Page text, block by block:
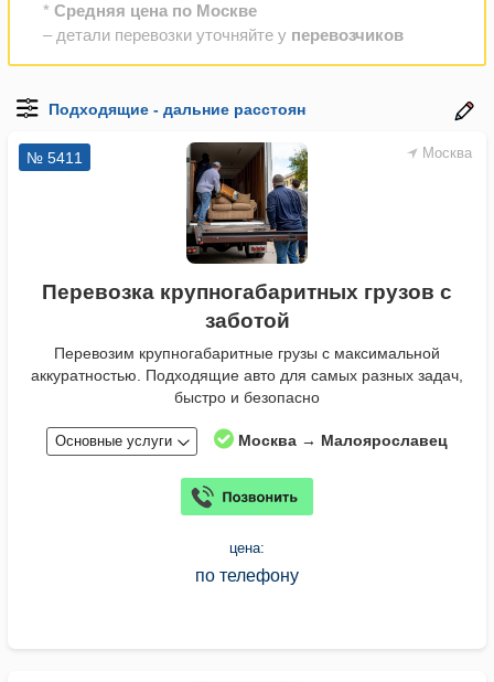
* Средняя цена по Москве
– детали перевозки уточняйте у перевозчиков
Москва
№ 5411
Перевозка крупногабаритных грузов с
заботой
Перевозим крупногабаритные грузы с максимальной
аккуратностью. Подходящие авто для самых разных задач,
быстро и безопасно
Основные услуги Москва → Малоярославец
цена:
по телефону